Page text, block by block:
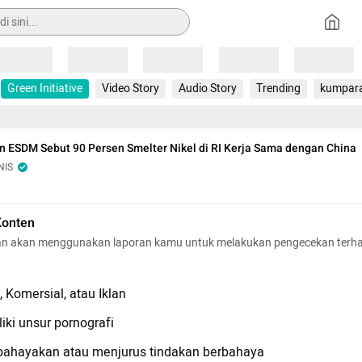
Green Initiative Video Story Audio Story Trending
ESDM Sebut 90 Persen Smelter Nikel di RI Kerja Sama dengan China
akan menggunakan laporan kamu untuk melakukan pengecekan
Komersial, atau Iklan
unsur pornografi
atau menjurus tindakan berbahaya